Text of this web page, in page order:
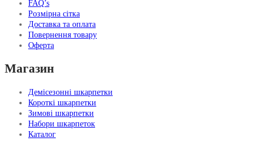
FAQ’s
Розмірна сітка
Доставка та оплата
Повернення товару
Оферта
Магазин
Демісезонні шкарпетки
Короткі шкарпетки
Зимові шкарпетки
Набори шкарпеток
Каталог